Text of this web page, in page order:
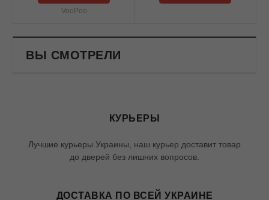
VooPoo
ВЫ СМОТРЕЛИ
КУРЬЕРЫ
Лучшие курьеры Украины, наш курьер доставит товар
до дверей без лишних вопросов.
ДОСТАВКА ПО ВСЕЙ УКРАИНЕ